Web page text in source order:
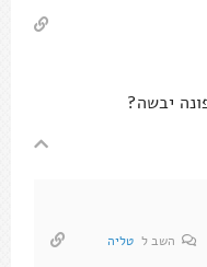
יבשה?
השב ל טליה